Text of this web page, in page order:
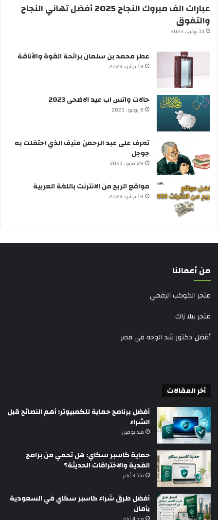
عبارات الف مبروك النجاح 2025 أفضل تهاني النجاح
والتفوق
13 يونيو، 2023
عطر محمد بن سلمان برائحة القوة والأناقة
19 يونيو، 2023
حالات واتس اب عيد الاضحى 2023
6 يونيو، 2023
تعرف على عبد الرحمن منيف الذي احتفلت به
جوجل
29 مايو، 2023
مواقع الربح من الانترنت باللغة العربية
18 يونيو، 2023
من أعمالنا
متجر الكوكب الرقمي
متجر بيلا زاك
أفضل دكتور شد الوجه في مصر
أخر المقالات
أفضل برنامج حماية للكمبيوتر: أهم النصائح قبل
الشراء
منذ يومين
حماية كاسبر سكاي: هل تحمي من برامج
الفدية والاختراقات الحديثة؟
منذ 3 أيام
أفضل طرق شراء كاسبر سكاي في السعودية
بأمان